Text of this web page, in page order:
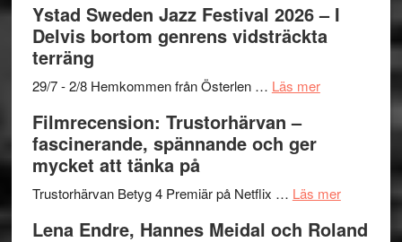
med
Fox
och
Scully
stipendium
Det
grönaste
–
och
lättsam
Ystad Sweden Jazz Festival 2026 – I
Delvis bortom genrens vidsträckta
terräng
29/7 - 2/8 Hemkommen från Österlen … Läs merom
2026
I
Filmrecension: Trustorhärvan –
fascinerande, spännande och ger
mycket att tänka på
Trustorhärvan Betyg 4 Premiär på Netflix … Läs merom
Lena Endre, Hannes Meidal och Roland